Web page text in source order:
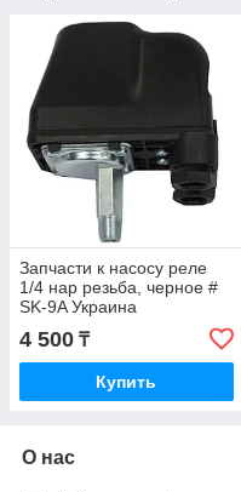
Запчасти к насосу реле
1/4 нар резьба, черное #
SK-9A Украина
4 500 ₸
Купить
О нас